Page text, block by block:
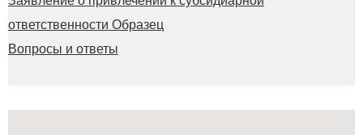
ответственности Образец
Вопросы и ответы